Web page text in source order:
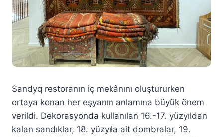
Sandyq restoranın iç mekânını oluştururken
ortaya konan her eşyanın anlamına büyük önem
verildi. Dekorasyonda kullanılan 16.-17. yüzyıldan
kalan sandıklar, 18. yüzyıla ait dombralar, 19.